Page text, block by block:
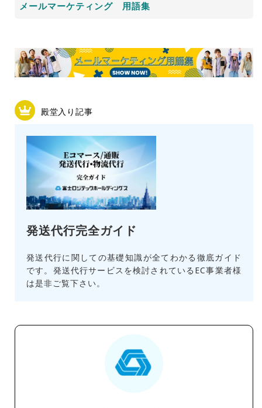
メールマーケティング 用語集
殿堂入り記事
発送代行完全ガイド
発送代行に関しての基礎知識が全てわかる徹底ガイド
です。発送代行サービスを検討されているEC事業者様
は是非ご覧下さい。